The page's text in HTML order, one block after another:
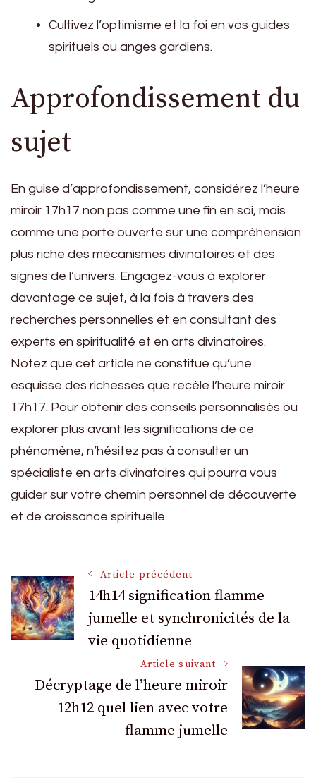
Cultivez l’optimisme et la foi en vos guides
spirituels ou anges gardiens.
Approfondissement du
sujet
En guise d’approfondissement, considérez l’heure
miroir 17h17 non pas comme une fin en soi, mais
comme une porte ouverte sur une compréhension
plus riche des mécanismes divinatoires et des
signes de l’univers. Engagez-vous à explorer
davantage ce sujet, à la fois à travers des
recherches personnelles et en consultant des
experts en spiritualité et en arts divinatoires.
Notez que cet article ne constitue qu’une
esquisse des richesses que recèle l’heure miroir
17h17. Pour obtenir des conseils personnalisés ou
explorer plus avant les significations de ce
phénomène, n’hésitez pas à consulter un
spécialiste en arts divinatoires qui pourra vous
guider sur votre chemin personnel de découverte
et de croissance spirituelle.
Navigation
des
articles
Article précédent
14h14 signification flamme
jumelle et synchronicités de la
vie quotidienne
Article suivant
Décryptage de l’heure miroir
12h12 quel lien avec votre
flamme jumelle